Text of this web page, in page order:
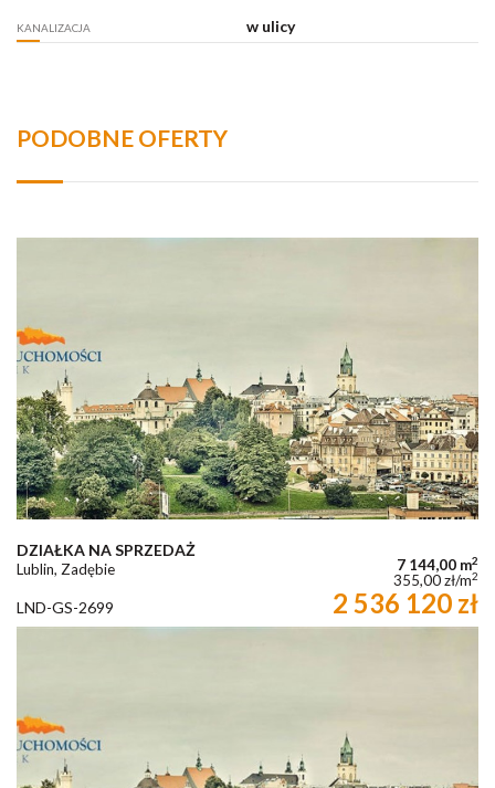
KANALIZACJA w ulicy
PODOBNE OFERTY
DZIAŁKA NA SPRZEDAŻ
Lublin, Zadębie 7 144,00 m2
355,00 zł/m2
LND-GS-2699 2 536 120 zł